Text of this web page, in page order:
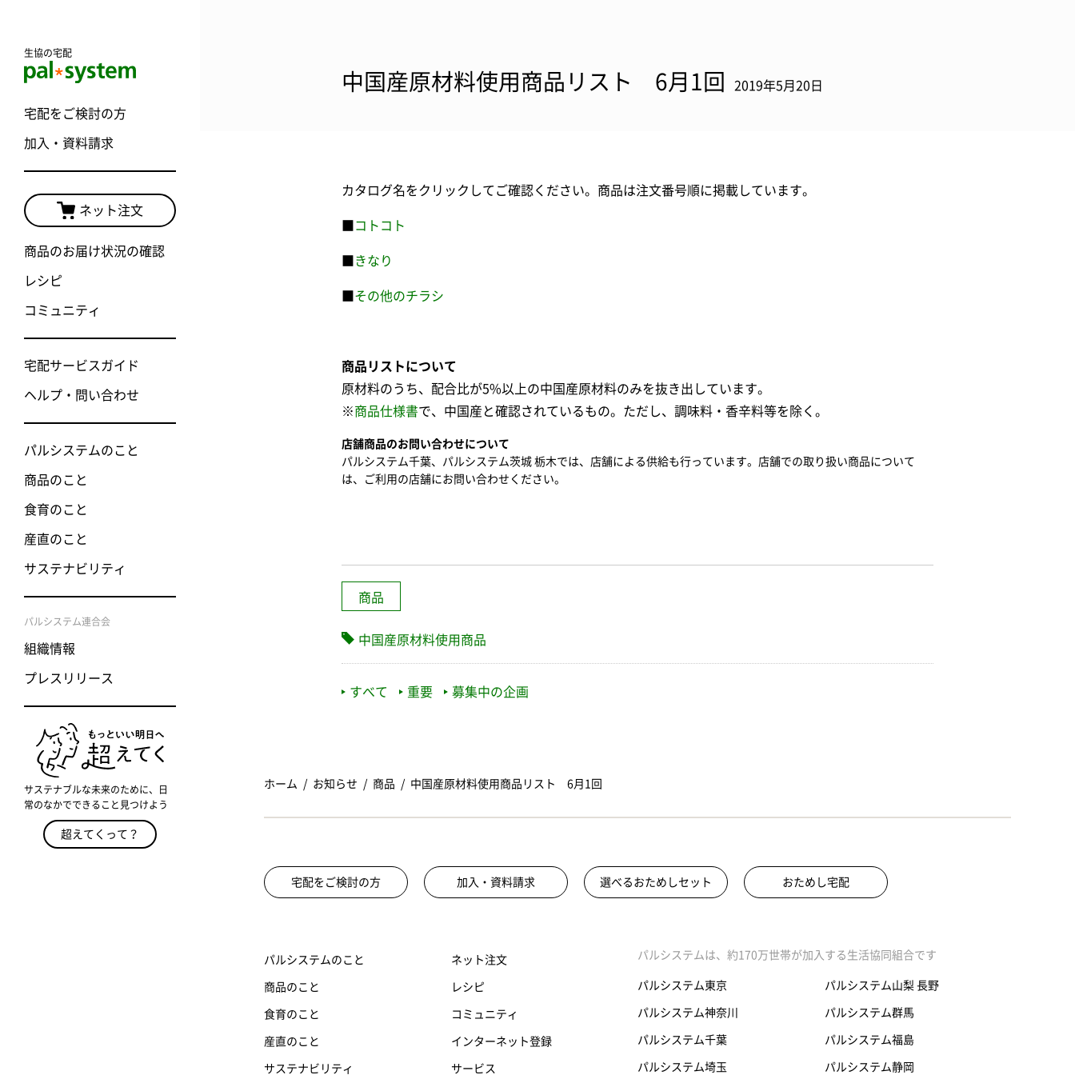
生協の宅配
宅配をご検討の方
加入・資料請求
ネット注文
商品のお届け状況の確認
レシピ
コミュニティ
宅配サービスガイド
ヘルプ・問い合わせ
パルシステムのこと
商品のこと
食育のこと
産直のこと
サステナビリティ
パルシステム連合会
組織情報
プレスリリース
サステナブルな未来のために、日
常のなかでできること見つけよう
超えてくって？
中国産原材料使用商品リスト 6月1回 2019年5月20日
カタログ名をクリックしてご確認ください。商品は注文番号順に掲載しています。
コトコト
きなり
その他のチラシ
商品リストについて
原材料のうち、配合比が5%以上の中国産原材料のみを抜き出しています。
※商品仕様書で、中国産と確認されているもの。ただし、調味料・香辛料等を除く。
店舗商品のお問い合わせについて
パルシステム千葉、パルシステム茨城 栃木では、店舗による供給も行っています。店舗での取り扱い商品について
は、ご利用の店舗にお問い合わせください。
商品
中国産原材料使用商品
すべて 重要 募集中の企画
ホーム お知らせ 商品 中国産原材料使用商品リスト 6月1回
宅配をご検討の方 加入・資料請求 選べるおためしセット おためし宅配
パルシステムのこと
商品のこと
食育のこと
産直のこと
サステナビリティ
ネット注文
レシピ
コミュニティ
インターネット登録
サービス
パルシステムは、約170万世帯が加入する生活協同組合です
パルシステム東京
パルシステム神奈川
パルシステム千葉
パルシステム埼玉
パルシステム山梨 長野
パルシステム群馬
パルシステム福島
パルシステム静岡